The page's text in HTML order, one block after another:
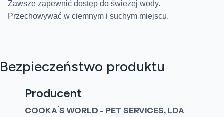
Zawsze zapewnić dostęp do świeżej wody.
Przechowywać w ciemnym i suchym miejscu.
Bezpieczeństwo produktu
Producent
COOKA ́S WORLD - PET SERVICES, LDA